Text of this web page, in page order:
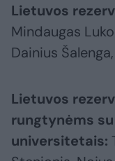
Lietuvos
Mindaugas
Dainius
Lietuvos
rungtynėms
universitetais: